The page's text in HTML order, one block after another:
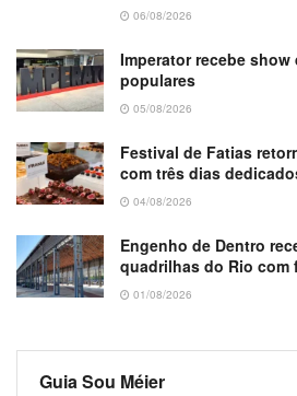
06/08/2026
Imperator recebe
populares
05/08/2026
Festival de Fatias
com três dias
04/08/2026
Engenho de Dentro
quadrilhas do Rio com
01/08/2026
Guia Sou Méier